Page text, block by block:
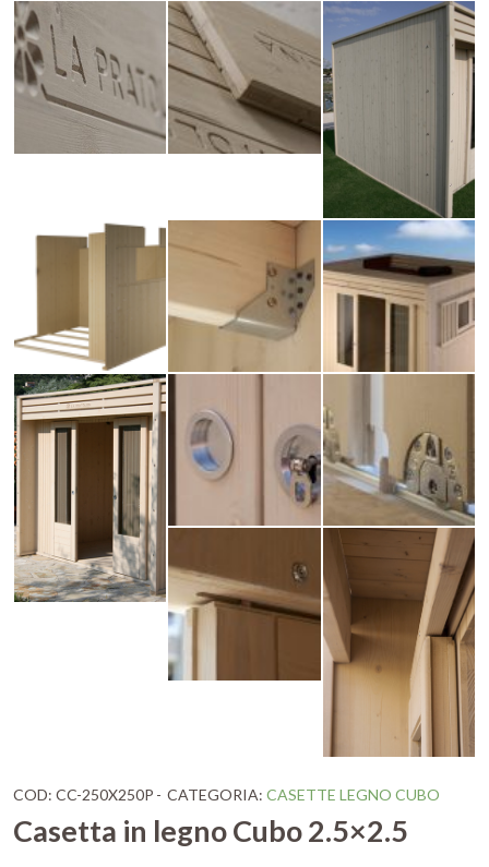
COD: CC-250X250P CATEGORIA: CASETTE LEGNO CUBO
Casetta in legno Cubo 2.5×2.5